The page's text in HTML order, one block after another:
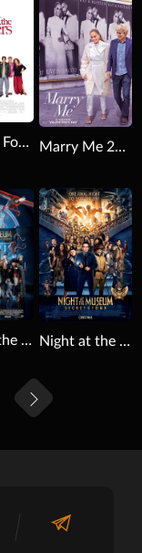
Marry Me 2022
Meet the Fockers 2004
Night at the Museum: Secret of the Tomb 2014
Night at the Museum: Battle of the Smithsonian 2009